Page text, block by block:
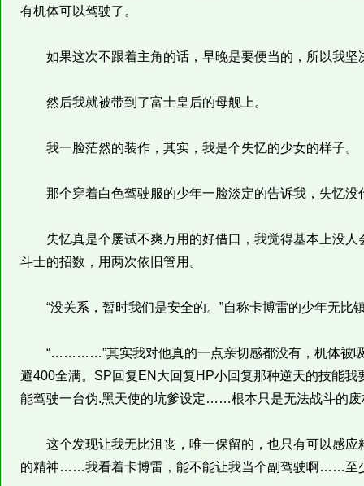
有机体可以驾驶了。
如果这次不跟着主角的话，早晚是要便当的，所以我坚
然后我就被带到了富士皇后的母舰上。
我一脸茫然的装作，其实，我是个失忆的少女的样子。
那个穿着白色驾驶服的少年一脸淡定的告诉我，失忆没
失忆真是个屡试不爽万用的好借口，我觉得基本上没
斗士的招数，用两次依旧管用。
“没关系，暂时我们是安全的。”自称卡博雷的少年无比
“…………”其实我对他真的一点亲切感都没有，机体被吸
避400全满。SP回复EN大回复HP小回复那种逆天的技能
能驾驶一台伪.黑天使的坑爹设定……根本只是无法战斗的废
这个发现让我无比沮丧，唯一保留的，也只有可以感
的精神……我看着卡博雷，能不能让我当个副驾驶啊……至